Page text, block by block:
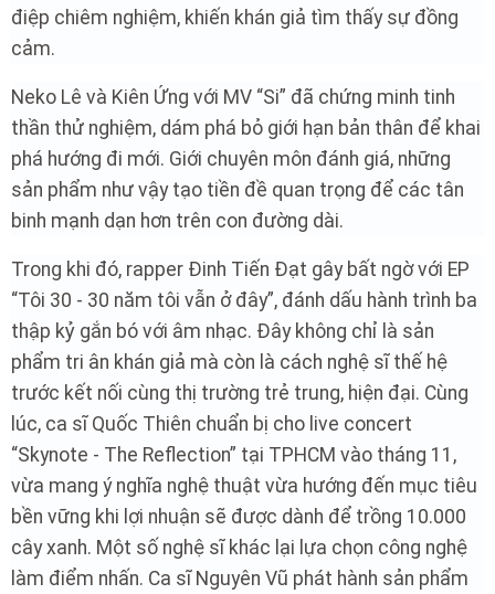
điệp chiêm nghiệm, khiến khán giả tìm thấy sự đồng
cảm.
Neko Lê và Kiên Ứng với MV “Si” đã chứng minh tinh
thần thử nghiệm, dám phá bỏ giới hạn bản thân để khai
phá hướng đi mới. Giới chuyên môn đánh giá, những
sản phẩm như vậy tạo tiền đề quan trọng để các tân
binh mạnh dạn hơn trên con đường dài.
Trong khi đó, rapper Đinh Tiến Đạt gây bất ngờ với EP
“Tôi 30 - 30 năm tôi vẫn ở đây”, đánh dấu hành trình ba
thập kỷ gắn bó với âm nhạc. Đây không chỉ là sản
phẩm tri ân khán giả mà còn là cách nghệ sĩ thế hệ
trước kết nối cùng thị trường trẻ trung, hiện đại. Cùng
lúc, ca sĩ Quốc Thiên chuẩn bị cho live concert
“Skynote - The Reflection” tại TPHCM vào tháng 11,
vừa mang ý nghĩa nghệ thuật vừa hướng đến mục tiêu
bền vững khi lợi nhuận sẽ được dành để trồng 10.000
cây xanh. Một số nghệ sĩ khác lại lựa chọn công nghệ
làm điểm nhấn. Ca sĩ Nguyên Vũ phát hành sản phẩm